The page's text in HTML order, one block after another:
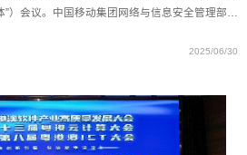
）会议。中国移动集团网络与信息安全管理部、
齐聚羊城，围绕科技创新、产品融合、生态共
2025/06/30